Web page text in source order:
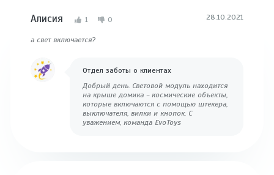
Алисия 1 0 28.10.2021
а свет включается?
Отдел заботы о клиентах
Добрый день. Световой модуль находится
на крыше домика - космические объекты,
которые включаются с помощью штекера,
выключателя, вилки и кнопок. С
уважением, команда EvoToys